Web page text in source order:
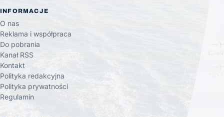
INFORMACJE
O nas
Reklama i współpraca
Do pobrania
Kanał RSS
Kontakt
Polityka redakcyjna
Polityka prywatności
Regulamin